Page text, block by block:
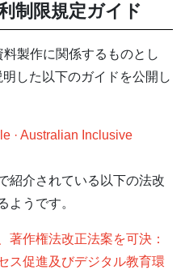
制限規定ガイド
製作に関係するものとし
した以下のガイドを公開し
· Australian Inclusive
紹介されている以下の法改
ようです。
著作権法改正法案を可決：
ス促進及びデジタル教育環